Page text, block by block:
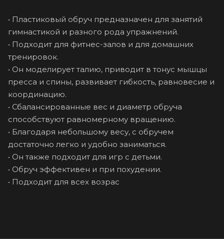
• Пластиковый обруч предназначен для занятий
гимнастикой и разного рода упражнений.
• Подходит для фитнес-залов и для домашних
тренировок.
• Он моделирует талию, приводит в тонус мышцы
пресса и спины, развивает гибкость, равновесие и
координацию.
• Сбалансированные вес и диаметр обруча
способствуют равномерному вращению.
• Благодаря небольшому весу, с обручем
достаточно легко и удобно заниматься.
• Он также подходит для игр с детьми.
• Обруч эффективен и при похудении.
• Подходит для всех возрас